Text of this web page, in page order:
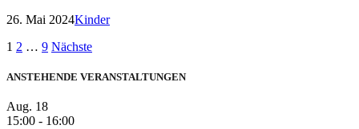
26. Mai 2024Kinder
Seitennummerierung
der
1 2 … 9 Nächste
ANSTEHENDE VERANSTALTUNGEN
Aug. 18
15:00 - 16:00